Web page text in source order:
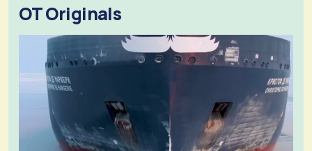
OT Originals